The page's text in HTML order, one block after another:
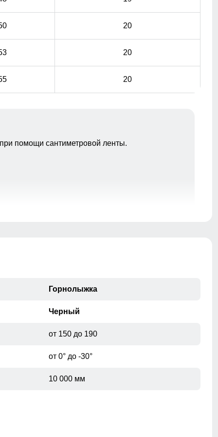
20
20
20
помощи сантиметровой ленты.
Горнолыжка
Черный
от 150 до 190
от 0° до -30°
10 000 мм